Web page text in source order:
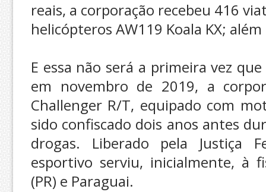
reais, a corporação recebeu 416
helicópteros AW119 Koala KX;
E essa não será a primeira vez
em novembro de 2019, a
Challenger R/T, equipado com
sido confiscado dois anos antes
drogas. Liberado pela Justiça
esportivo serviu, inicialmente, à
(PR) e Paraguai.